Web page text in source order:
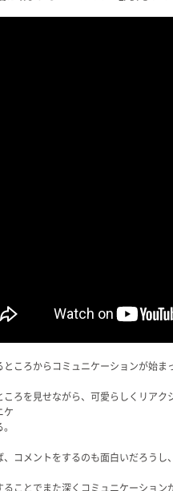
ころからコミュニケーションが始ま
ころを見せながら、可愛らしくリア
ケ
コメントをするのも面白いだろうし
ことでまた深くコミュニケーション